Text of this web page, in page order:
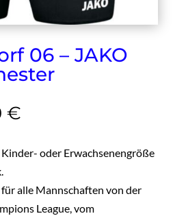
06 – JAKO
€
oder Erwachsenengröße
alle Mannschaften von der
League, vom